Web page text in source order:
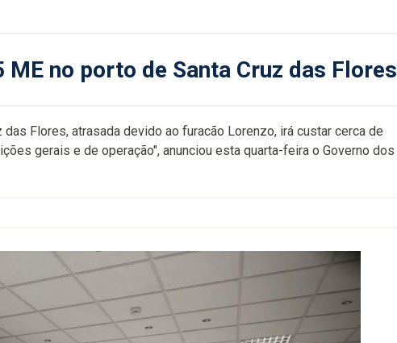
no porto de Santa Cruz das Flores
Flores, atrasada devido ao furacão Lorenzo, irá custar cerca de
gerais e de operação", anunciou esta quarta-feira o Governo dos